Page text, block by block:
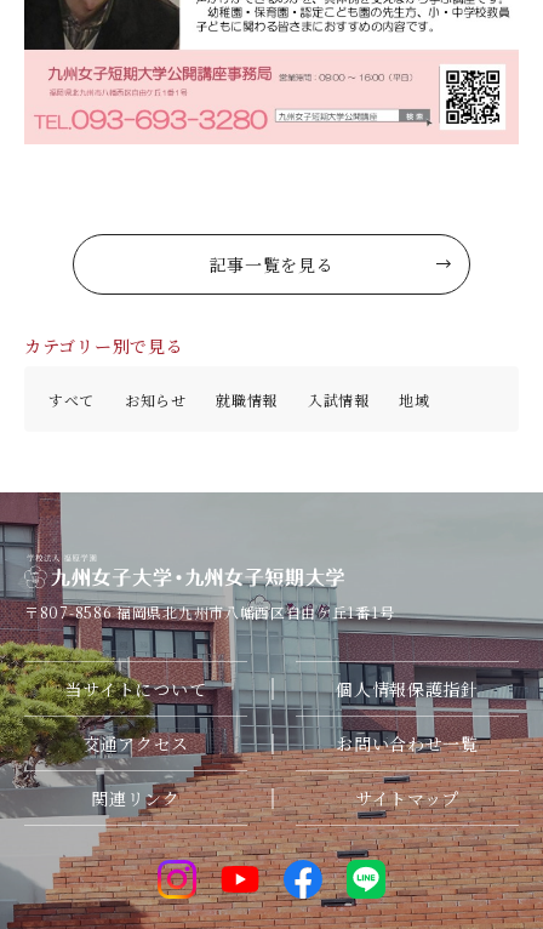
記事一覧を見る
カテゴリー別で見る
すべて お知らせ 就職情報 入試情報 地域
〒807-8586福岡県北九州市八幡西区自由ケ丘1番1号
当サイトについて 個人情報保護指針
交通アクセス お問い合わせ一覧
関連リンク サイトマップ